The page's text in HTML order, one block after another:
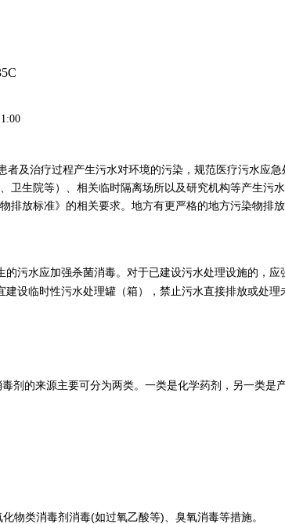
及治疗过程产生污水对环境的污染，规范医疗污水应
生院等）、相关临时隔离场所以及研究机构等产生污
放标准》的相关要求。地方有更严格的地方污染物排放
污水应加强杀菌消毒。对于已建设污水处理设施的，
设临时性污水处理罐（箱），禁止污水直接排放或处
剂的来源主要可分为两类。一类是化学药剂，另一类是
物类消毒剂消毒(如过氧乙酸等)、臭氧消毒等措施。